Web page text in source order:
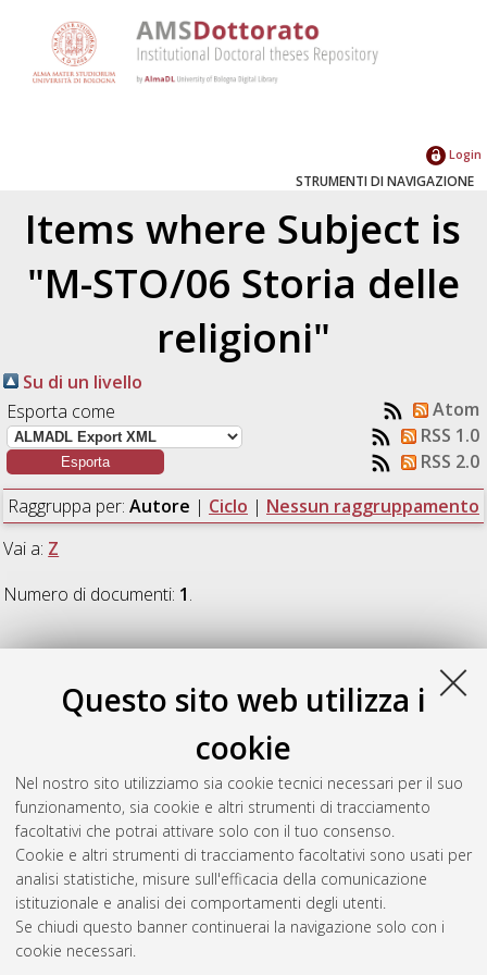
Questo sito web utilizza i
cookie
Nel nostro sito utilizziamo sia cookie tecnici necessari per il suo
funzionamento, sia cookie e altri strumenti di tracciamento
facoltativi che potrai attivare solo con il tuo consenso.
Cookie e altri strumenti di tracciamento facoltativi sono usati per
analisi statistiche, misure sull'efficacia della comunicazione
istituzionale e analisi dei comportamenti degli utenti.
Se chiudi questo banner continuerai la navigazione solo con i
cookie necessari.
Login
STRUMENTI DI NAVIGAZIONE
Items where Subject is
"M-STO/06 Storia delle
religioni"
Su di un livello
Esporta come
Atom
RSS 1.0
RSS 2.0
Raggruppa per: Autore | Ciclo | Nessun raggruppamento
Vai a: Z
Numero di documenti: 1.
Z
Zanini, Gaia(2007)The Holiness of Healing: "Un Corso in
Miracoli" e la questione dell'esoterismo
Alma Mater Studiorum Università di Bologna. Dottorato di
ricerca inStudi religiosi: scienze sociali e studi storici delle
religioni, 18 Ciclo. DOI 10.6092/unibo/amsdottorato/257.
Questa lista e' stata generata ilMon Aug 10 20:32:17 2026
Atom